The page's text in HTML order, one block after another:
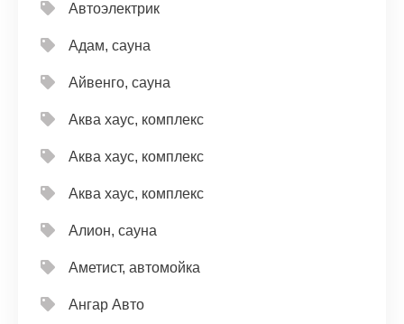
Автоэлектрик
Адам, сауна
Айвенго, сауна
Аква хаус, комплекс
Аква хаус, комплекс
Аква хаус, комплекс
Алион, сауна
Аметист, автомойка
Ангар Авто